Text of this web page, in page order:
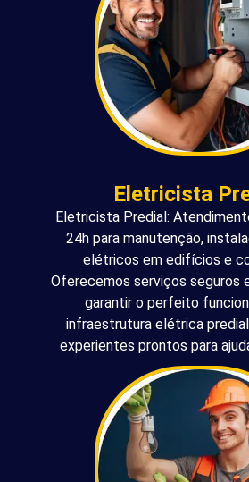
Eletricista
Eletricista Predial:
24h para manutenção,
elétricos em edifícios e
Oferecemos serviços seguros
garantir o perfeito
infraestrutura elétrica
experientes prontos para